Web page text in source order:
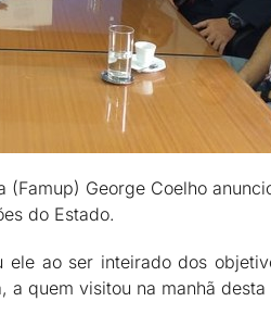
George Coelho
do Estado.
ele ao ser inteirado dos
a quem visitou na manhã